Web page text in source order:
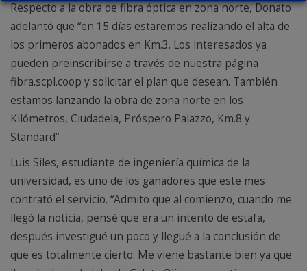
Respecto a la obra de fibra óptica en zona norte, Donato
adelantó que “en 15 días estaremos realizando el alta de
los primeros abonados en Km.3. Los interesados ya
pueden preinscribirse a través de nuestra página
fibra.scpl.coop y solicitar el plan que desean. También
estamos lanzando la obra de zona norte en los
Kilómetros, Ciudadela, Próspero Palazzo, Km.8 y
Standard”.
Luis Siles, estudiante de ingeniería química de la
universidad, es uno de los ganadores que este mes
contrató el servicio. “Admito que al comienzo, cuando me
llegó la noticia, pensé que era un intento de estafa,
después investigué un poco y llegué a la conclusión de
que es totalmente cierto. Me viene bastante bien ya que